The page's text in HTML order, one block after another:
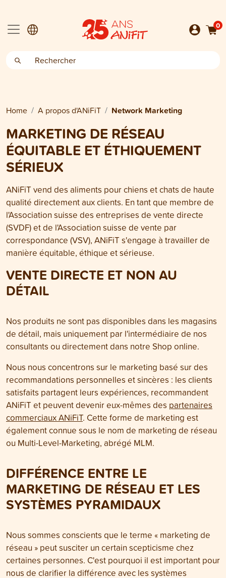
0
Home A propos d'ANiFiT Network Marketing
MARKETING DE RÉSEAU
ÉQUITABLE ET ÉTHIQUEMENT
SÉRIEUX
ANiFiT vend des aliments pour chiens et chats de haute
qualité directement aux clients. En tant que membre de
l'Association suisse des entreprises de vente directe
(SVDF) et de l'Association suisse de vente par
correspondance (VSV), ANiFiT s'engage à travailler de
manière équitable, éthique et sérieuse.
VENTE DIRECTE ET NON AU
DÉTAIL
Nos produits ne sont pas disponibles dans les magasins
de détail, mais uniquement par l'intermédiaire de nos
consultants ou directement dans notre Shop online.
Nous nous concentrons sur le marketing basé sur des
recommandations personnelles et sincères : les clients
satisfaits partagent leurs expériences, recommandent
ANiFiT et peuvent devenir eux-mêmes des partenaires
commerciaux ANiFiT. Cette forme de marketing est
également connue sous le nom de marketing de réseau
ou Multi-Level-Marketing, abrégé MLM.
DIFFÉRENCE ENTRE LE
MARKETING DE RÉSEAU ET LES
SYSTÈMES PYRAMIDAUX
Nous sommes conscients que le terme « marketing de
réseau » peut susciter un certain scepticisme chez
certaines personnes. C'est pourquoi il est important pour
nous de clarifier la différence avec les systèmes